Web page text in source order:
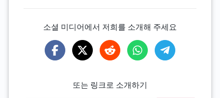
소셜 미디어에서 저희를 소개해 주세요
또는 링크로 소개하기